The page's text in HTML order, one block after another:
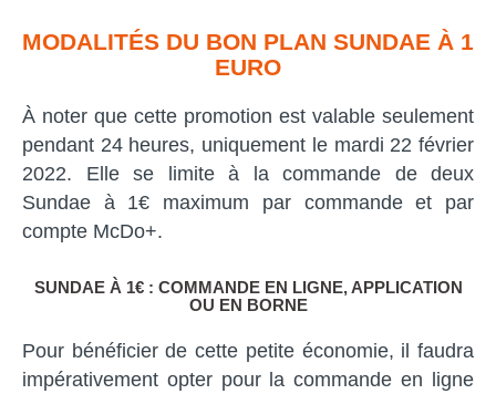
MODALITÉS DU BON PLAN SUNDAE À 1
EURO
À noter que cette promotion est valable seulement
pendant 24 heures, uniquement le mardi 22 février
2022. Elle se limite à la commande de deux
Sundae à 1€ maximum par commande et par
compte McDo+.
SUNDAE À 1€ : COMMANDE EN LIGNE, APPLICATION
OU EN BORNE
Pour bénéficier de cette petite économie, il faudra
impérativement opter pour la commande en ligne